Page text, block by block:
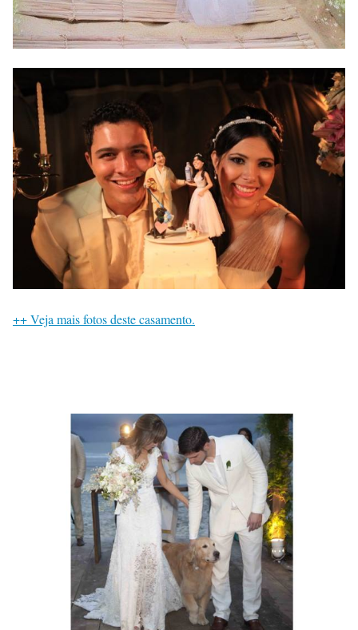
++ Veja mais fotos deste casamento.